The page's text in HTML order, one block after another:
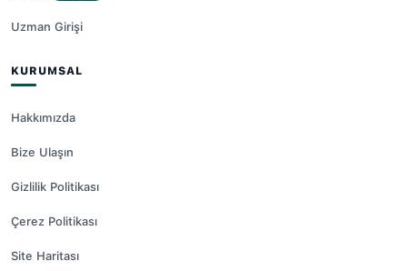
Uzman Girişi
KURUMSAL
Hakkımızda
Bize Ulaşın
Gizlilik Politikası
Çerez Politikası
Site Haritası